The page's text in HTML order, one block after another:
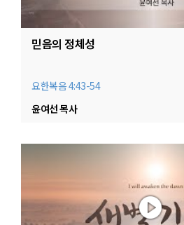
믿음의 정체성
요한복음 4:43-54
윤여선 목사